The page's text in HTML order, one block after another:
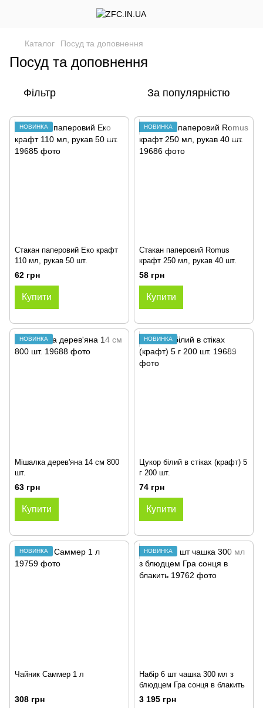
Каталог Посуд та доповнення
Посуд та доповнення
Фільтр За популярністю
НОВИНКА
Стакан паперовий Еко крафт
110 мл, рукав 50 шт.
62 грн
Купити
НОВИНКА
Стакан паперовий Romus
крафт 250 мл, рукав 40 шт.
58 грн
Купити
НОВИНКА
Мішалка дерев'яна 14 см 800
шт.
63 грн
Купити
НОВИНКА
Цукор білий в стіках (крафт) 5
г 200 шт.
74 грн
Купити
НОВИНКА
Чайник Саммер 1 л
308 грн
НОВИНКА
Набір 6 шт чашка 300 мл з
блюдцем Гра сонця в блакить
3 195 грн